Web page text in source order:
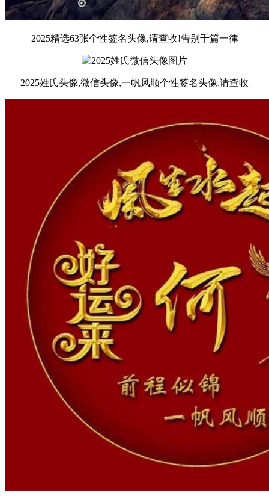
2025精选63张个性签名头像,请查收!告别千篇一律
2025姓氏头像,微信头像,一帆风顺个性签名头像,请查收